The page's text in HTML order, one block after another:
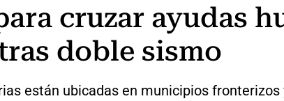
cruzar ayudas
doble sismo
están ubicadas en municipios